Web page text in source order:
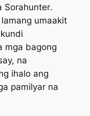
Sorahunter.
umaakit
mga bagong
na
ihalo ang
pamilyar na